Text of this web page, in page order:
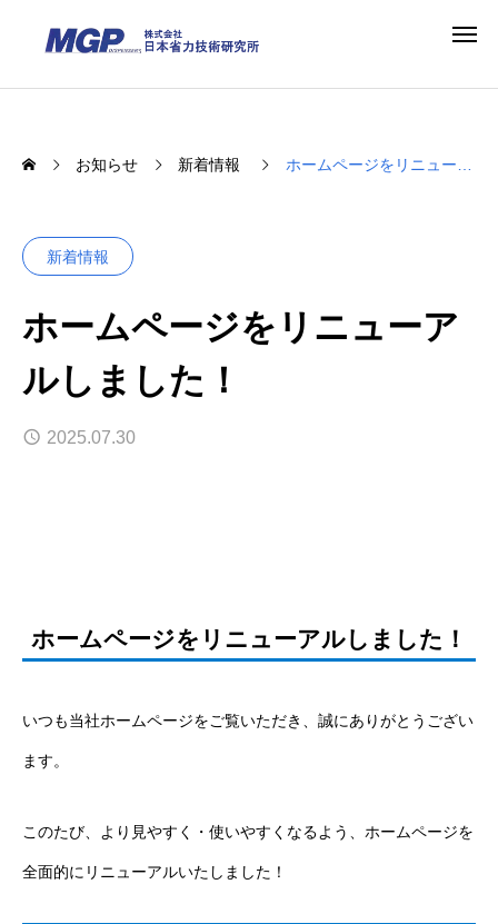
お知らせ 新着情報 ホームページをリニューアルしました！
新着情報
ホームページをリニューア
ルしました！
2025.07.30
ホームページをリニューアルしました！
いつも当社ホームページをご覧いただき、誠にありがとうござい
ます。
このたび、より見やすく・使いやすくなるよう、ホームページを
全面的にリニューアルいたしました！